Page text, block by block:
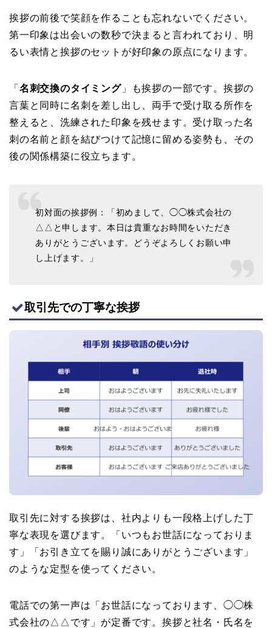
挨拶の前後で笑顔を作ることも忘れないでください。
第一印象は出会いの数秒で決まると言われており、明
るい表情と挨拶のセットが好印象の原点になります。
「 名刺交換のタイミング」も挨拶の一部です。挨拶の
言葉と同時に名刺を差し出し、両手で受け取る所作を
整えると、洗練された印象を残せます。受け取った名
刺の名前と顔を結びつけて記憶に留める姿勢も、その
後の関係構築に役立ちます。
初対面の挨拶例：「初めまして、◯◯株式会社の
△△と申します。本日は貴重なお時間をいただき
ありがとうございます。どうぞよろしくお願い申
し上げます。」
取引先での丁寧な挨拶
取引先に対する挨拶は、社内よりも一段格上げした丁
寧な表現を選びます。「いつもお世話になっておりま
す」「お引き立てを賜り誠にありがとうございます」
のような定型を使ってください。
電話での第一声は「お世話になっております、◯◯株
式会社の△△です」が定番です。挨拶と社名・氏名を